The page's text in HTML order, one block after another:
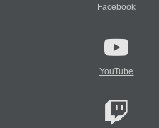
Facebook
YouTube